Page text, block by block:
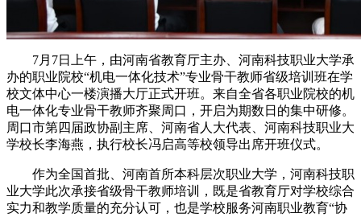
7月7日上午，由河南省教育厅主办、河南科技职业大学承
办的职业院校“机电一体化技术”专业骨干教师省级培训班在学
校文体中心一楼演播大厅正式开班。来自全省各职业院校的机
电一体化专业骨干教师齐聚周口，开启为期数日的集中研修。
周口市第四届政协副主席、河南省人大代表、河南科技职业大
学校长李海燕，执行校长冯启高等校领导出席开班仪式。
作为全国首批、河南首所本科层次职业大学，河南科技职
业大学此次承接省级骨干教师培训，既是省教育厅对学校综合
实力和教学质量的充分认可，也是学校服务河南职业教育“协